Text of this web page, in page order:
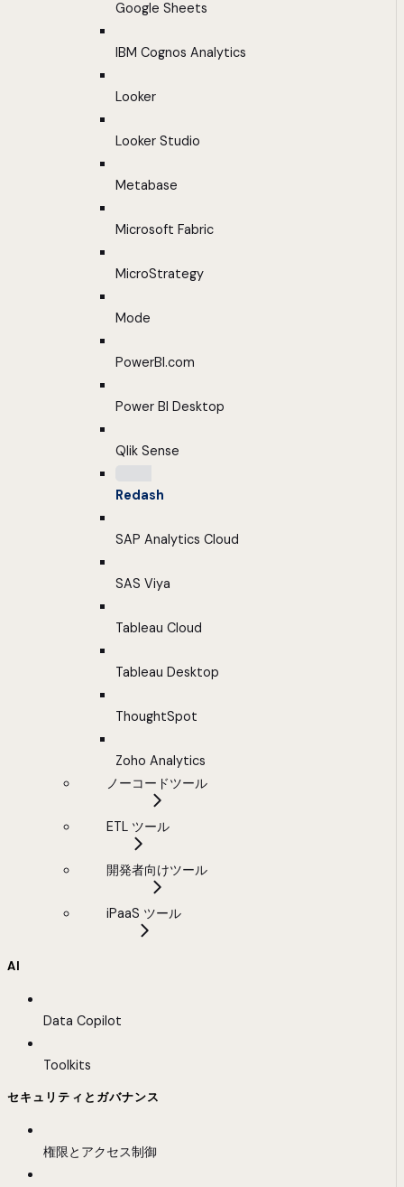
Google Sheets
IBM Cognos Analytics
Looker
Looker Studio
Metabase
Microsoft Fabric
MicroStrategy
Mode
PowerBI.com
Power BI Desktop
Qlik Sense
Redash
SAP Analytics Cloud
SAS Viya
Tableau Cloud
Tableau Desktop
ThoughtSpot
Zoho Analytics
ノーコードツール
ETL ツール
開発者向けツール
iPaaS ツール
AI
Data Copilot
Toolkits
セキュリティとガバナンス
権限とアクセス制御